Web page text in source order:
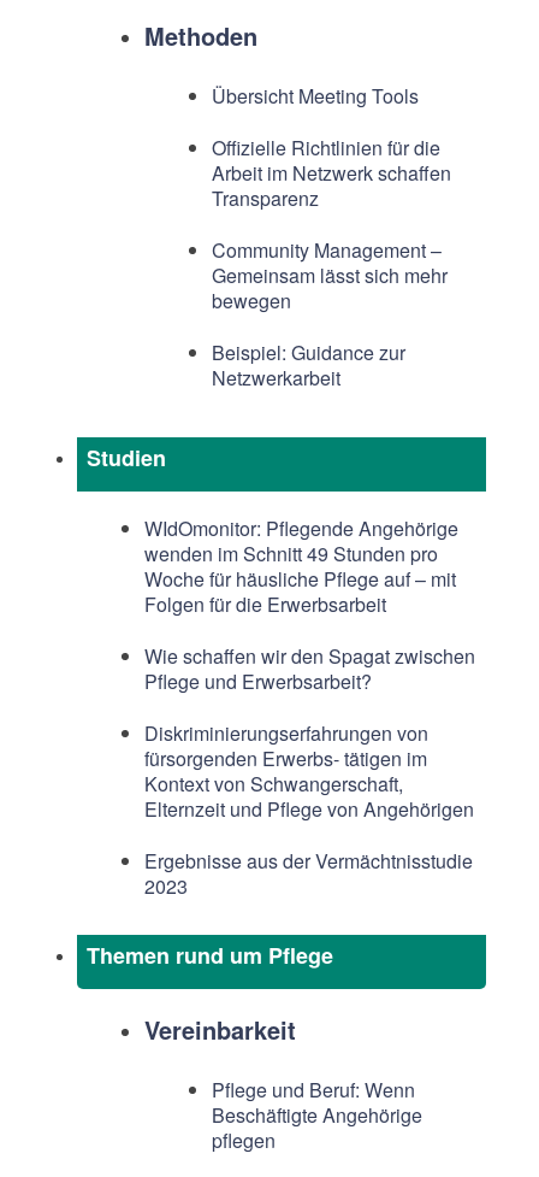
Methoden
Übersicht Meeting Tools
Offizielle Richtlinien für die
Arbeit im Netzwerk schaffen
Transparenz
Community Management –
Gemeinsam lässt sich mehr
bewegen
Beispiel: Guidance zur
Netzwerkarbeit
Studien
WIdOmonitor: Pflegende Angehörige
wenden im Schnitt 49 Stunden pro
Woche für häusliche Pflege auf – mit
Folgen für die Erwerbsarbeit
Wie schaffen wir den Spagat zwischen
Pflege und Erwerbsarbeit?
Diskriminierungserfahrungen von
fürsorgenden Erwerbs- tätigen im
Kontext von Schwangerschaft,
Elternzeit und Pflege von Angehörigen
Ergebnisse aus der Vermächtnisstudie
2023
Themen rund um Pflege
Vereinbarkeit
Pflege und Beruf: Wenn
Beschäftigte Angehörige
pflegen